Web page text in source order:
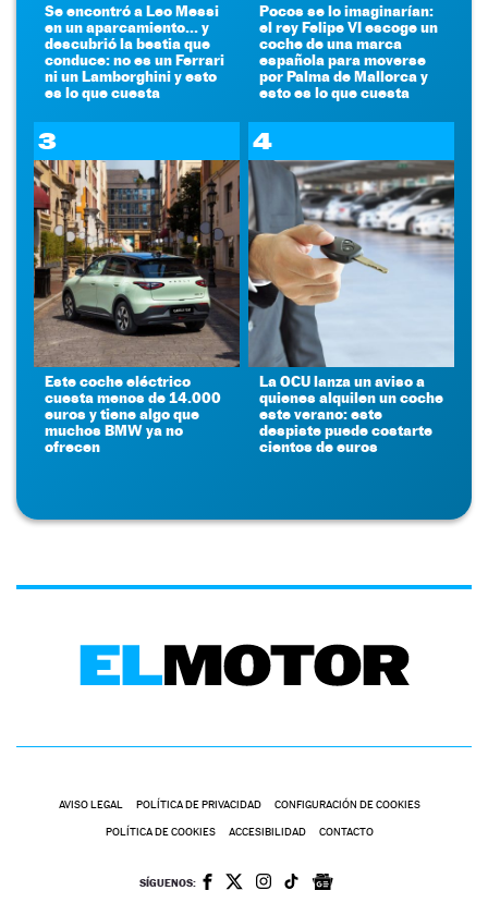
Se encontró a Leo Messi
en un aparcamiento... y
descubrió la bestia que
conduce: no es un Ferrari
ni un Lamborghini y esto
es lo que cuesta
Pocos se lo imaginarían:
el rey Felipe VI escoge un
coche de una marca
española para moverse
por Palma de Mallorca y
esto es lo que cuesta
3
Este coche eléctrico
cuesta menos de 14.000
euros y tiene algo que
muchos BMW ya no
ofrecen
4
La OCU lanza un aviso a
quienes alquilen un coche
este verano: este
despiste puede costarte
cientos de euros
AVISO LEGAL POLÍTICA DE PRIVACIDAD CONFIGURACIÓN DE COOKIES
POLÍTICA DE COOKIES ACCESIBILIDAD CONTACTO
SÍGUENOS: